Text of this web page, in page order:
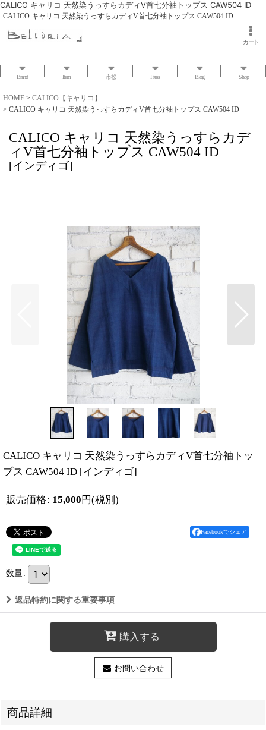
CALICO キャリコ 天然染うっすらカディV首七分袖トップス CAW504 ID
CALICO キャリコ 天然染うっすらカディV首七分袖トップス CAW504 ID
カート
Brand Item 市松 Press Blog Shop
HOME > CALICO【キャリコ】
> CALICO キャリコ 天然染うっすらカディV首七分袖トップス CAW504 ID
CALICO キャリコ 天然染うっすらカデ
ィV首七分袖トップス CAW504 ID
[インディゴ]
CALICO キャリコ 天然染うっすらカディV首七分袖トッ
プス CAW504 ID [インディゴ]
販売価格: 15,000 円(税別)
Facebookでシェア
数量:
返品特約に関する重要事項
購入する
お問い合わせ
商品詳細